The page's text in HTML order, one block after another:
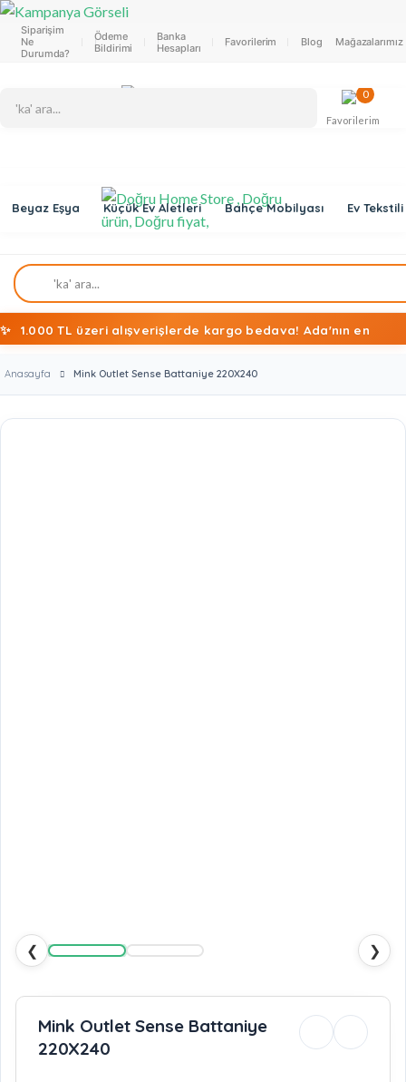
Siparişim
Ne
Durumda?
Ödeme
Bildirimi
Banka
Hesapları
Favorilerim Blog Mağazalarımız
0
Favorilerim
Beyaz Eşya Küçük Ev Aletleri Bahçe Mobilyası Ev Tekstili
✨ 1.000 TL üzeri alışverişlerde kargo bedava! Ada'nın en
Anasayfa Mink Outlet Sense Battaniye 220X240
❮ ❯
Mink Outlet Sense Battaniye
220X240